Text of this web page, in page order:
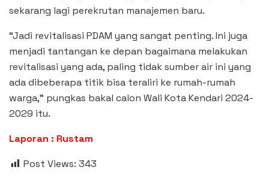
sekarang lagi perekrutan manajemen baru.
“Jadi revitalisasi PDAM yang sangat penting. Ini juga
menjadi tantangan ke depan bagaimana melakukan
revitalisasi yang ada, paling tidak sumber air ini yang
ada dibeberapa titik bisa teraliri ke rumah-rumah
warga,” pungkas bakal calon Wali Kota Kendari 2024-
2029 itu.
Laporan : Rustam
Post Views: 343